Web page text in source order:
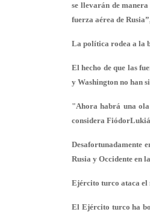
se llevarán de
fuerza aérea de
La política rodea a la
El hecho de que las
y Washington no han
"Ahora habrá una ola
considera
Desafortunadamente
Rusia y Occidente en
Ejército turco ataca el
El Ejército turco ha